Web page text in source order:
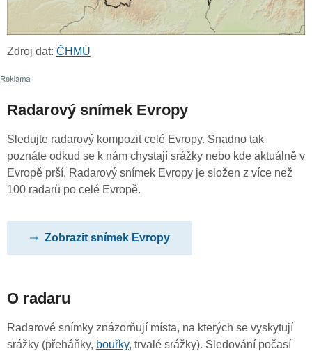
Zdroj dat: ČHMÚ
Radarový snímek Evropy
Sledujte radarový kompozit celé Evropy. Snadno tak
poznáte odkud se k nám chystají srážky nebo kde aktuálně v
Evropě prší. Radarový snímek Evropy je složen z více než
100 radarů po celé Evropě.
Zobrazit snímek Evropy
O radaru
Radarové snímky znázorňují místa, na kterých se vyskytují
srážky (přeháňky, bouřky, trvalé srážky). Sledování počasí